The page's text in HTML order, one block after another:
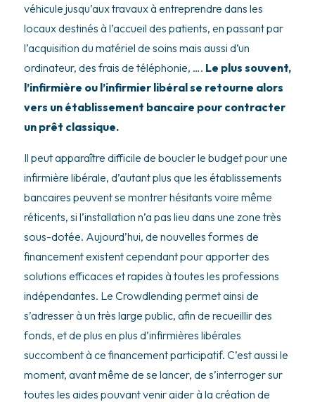
véhicule jusqu’aux travaux à entreprendre dans les
locaux destinés à l’accueil des patients, en passant par
l’acquisition du matériel de soins mais aussi d’un
ordinateur, des frais de téléphonie, …. Le plus souvent,
l’infirmière ou l’infirmier libéral se retourne alors
vers un établissement bancaire pour contracter
un prêt classique.
Il peut apparaître difficile de boucler le budget pour une
infirmière libérale, d’autant plus que les établissements
bancaires peuvent se montrer hésitants voire même
réticents, si l’installation n’a pas lieu dans une zone très
sous-dotée. Aujourd’hui, de nouvelles formes de
financement existent cependant pour apporter des
solutions efficaces et rapides à toutes les professions
indépendantes. Le Crowdlending permet ainsi de
s’adresser à un très large public, afin de recueillir des
fonds, et de plus en plus d’infirmières libérales
succombent à ce financement participatif. C’est aussi le
moment, avant même de se lancer, de s’interroger sur
toutes les aides pouvant venir aider à la création de